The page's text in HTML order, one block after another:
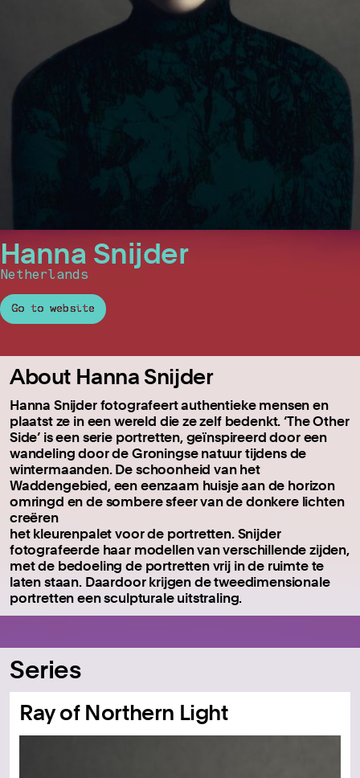
Hanna Snijder
Netherlands
Go to website
About Hanna Snijder
Hanna Snijder fotografeert authentieke mensen en
plaatst ze in een wereld die ze zelf bedenkt. ‘The Other
Side’ is een serie portretten, geïnspireerd door een
wandeling door de Groningse natuur tijdens de
wintermaanden. De schoonheid van het
Waddengebied, een eenzaam huisje aan de horizon
omringd en de sombere sfeer van de donkere lichten
creëren
het kleurenpalet voor de portretten. Snijder
fotografeerde haar modellen van verschillende zijden,
met de bedoeling de portretten vrij in de ruimte te
laten staan. Daardoor krijgen de tweedimensionale
portretten een sculpturale uitstraling.
Series
Ray of Northern Light